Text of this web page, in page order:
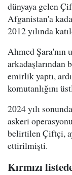
dünyaya gelen
Afganistan'a
2012 yılında
Ahmed Şara'nın
arkadaşlarından
emirlik yaptı,
komutanlığını
2024 yılı
askeri
belirtilen Çiftçi,
ettirilmişti.
Kırmızı